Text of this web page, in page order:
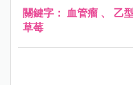
關鍵字： 血管瘤 、 乙
草莓